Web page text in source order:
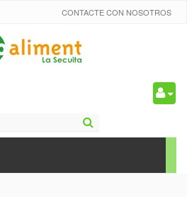
CONTACTE CON NOSOTROS